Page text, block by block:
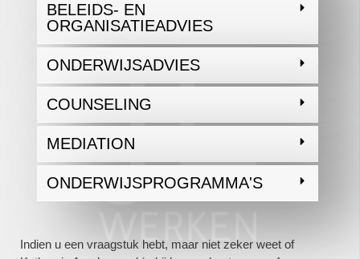
BELEIDS- EN
ORGANISATIEADVIES
ONDERWIJSADVIES
COUNSELING
MEDIATION
ONDERWIJSPROGRAMMA'S
Indien u een vraagstuk hebt, maar niet zeker weet of